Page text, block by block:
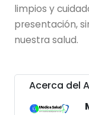
limpios y
presentación,
nuestra salud.
Acerca del